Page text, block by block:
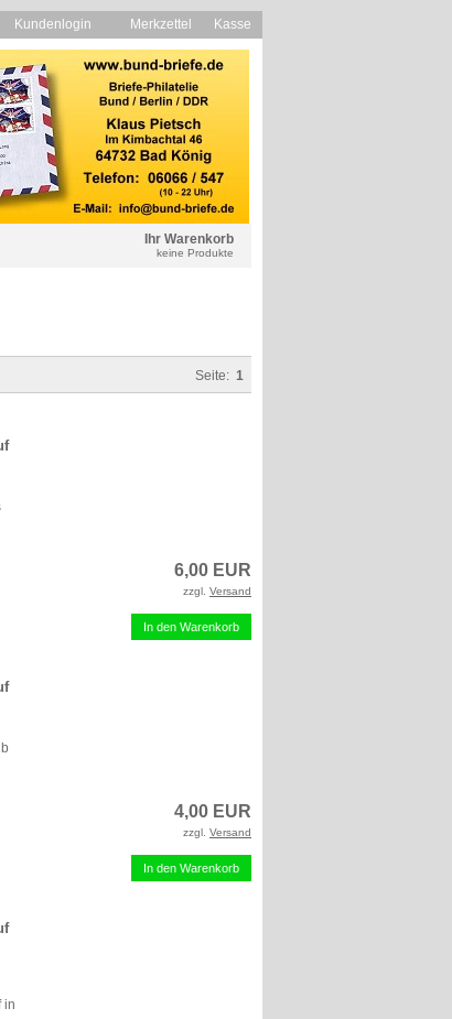
Kundenlogin Merkzettel Kasse
Ihr Warenkorb
keine Produkte
Seite: 1
6,00 EUR
zzgl. Versand
In den Warenkorb
4,00 EUR
zzgl. Versand
In den Warenkorb
in